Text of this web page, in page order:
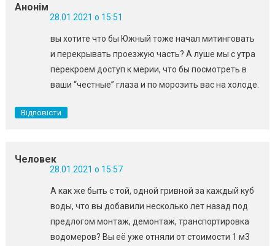
Анонім
28.01.2021 о 15:51
вы хотите что бы Южный тоже начал митинговать
и перекрывать проезжую часть? А луше мы с утра
перекроем доступ к мерии, что бы посмотреть в
ваши “честные” глаза и по морозить вас на холоде.
Відповісти
Человек
28.01.2021 о 15:57
А как же быть с той, одной гривной за каждый куб
воды, что вы добавили несколько лет назад под
предлогом монтаж, демонтаж, транспортировка
водомеров? Вы её уже отняли от стоимости 1 м3